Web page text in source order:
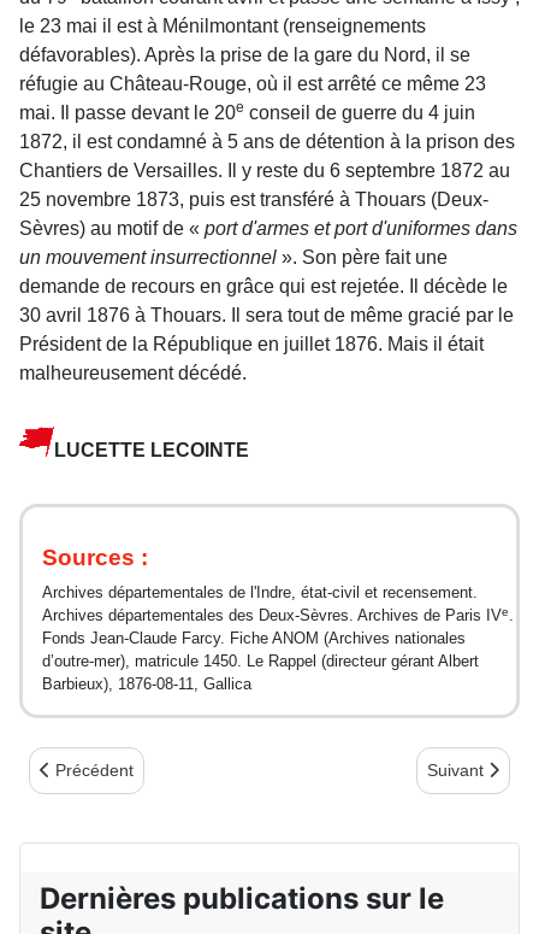
le 23 mai il est à Ménilmontant (renseignements
défavorables). Après la prise de la gare du Nord, il se
réfugie au Château-Rouge, où il est arrêté ce même 23
mai. Il passe devant le 20e conseil de guerre du 4 juin
1872, il est condamné à 5 ans de détention à la prison des
Chantiers de Versailles. Il y reste du 6 septembre 1872 au
25 novembre 1873, puis est transféré à Thouars (Deux-
Sèvres) au motif de « port d'armes et port d'uniformes dans
un mouve­ment insurrectionnel ». Son père fait une
demande de recours en grâce qui est rejetée. Il décède le
30 avril 1876 à Thouars. Il sera tout de même gracié par le
Président de la République en juillet 1876. Mais il était
malheureusement décédé.
LUCETTE LECOINTE
Sources :
Archives départementales de l'Indre, état-civil et recen­sement.
Archives départementales des Deux-Sèvres. Archives de Paris IVe.
Fonds Jean-Claude Farcy. Fiche ANOM (Archives natio­nales
d’outre-mer), matricule 1450. Le Rappel (directeur gérant Albert
Barbieux), 1876-08-11, Gallica
Article précédent : Émile Gentelet le miraculé…
Précédent Article suivant
Suivant
Dernières publications sur le